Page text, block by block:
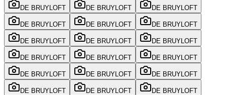
DE BRUYLOFT DE BRUYLOFT DE BRUYLOFT
DE BRUYLOFT DE BRUYLOFT DE BRUYLOFT
DE BRUYLOFT DE BRUYLOFT DE BRUYLOFT
DE BRUYLOFT DE BRUYLOFT DE BRUYLOFT
DE BRUYLOFT DE BRUYLOFT DE BRUYLOFT
DE BRUYLOFT DE BRUYLOFT DE BRUYLOFT